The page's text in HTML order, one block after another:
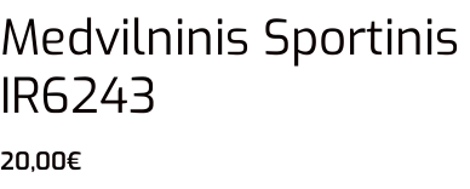
Medvilninis Sportinis
IR6243
20,00€